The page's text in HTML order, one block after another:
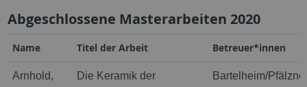
Abgeschlossene Masterarbeiten 2020
Name Titel der Arbeit Betreuer*innen
Arnhold,
Die Keramik der
Bartelheim/